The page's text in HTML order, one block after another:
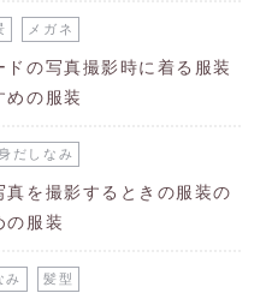
メガネ
ドの写真撮影時に着る服装
めの服装
だしなみ
真を撮影するときの服装の
の服装
み 髪型